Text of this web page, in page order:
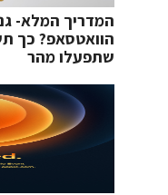
המדריך המלא-
הוואטסאפ? כך
שתפעלו מהר